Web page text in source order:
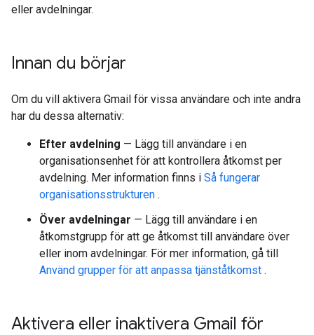
eller avdelningar.
Innan du börjar
Om du vill aktivera Gmail för vissa användare och inte andra
har du dessa alternativ:
Efter avdelning — Lägg till användare i en
organisationsenhet för att kontrollera åtkomst per
avdelning. Mer information finns i Så fungerar
organisationsstrukturen .
Över avdelningar — Lägg till användare i en
åtkomstgrupp för att ge åtkomst till användare över
eller inom avdelningar. För mer information, gå till
Använd grupper för att anpassa tjänståtkomst .
Aktivera eller inaktivera Gmail för